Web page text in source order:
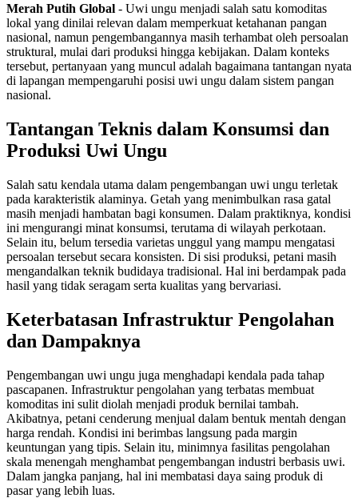
Merah Putih Global - Uwi ungu menjadi salah satu komoditas
lokal yang dinilai relevan dalam memperkuat ketahanan pangan
nasional, namun pengembangannya masih terhambat oleh persoalan
struktural, mulai dari produksi hingga kebijakan. Dalam konteks
tersebut, pertanyaan yang muncul adalah bagaimana tantangan nyata
di lapangan mempengaruhi posisi uwi ungu dalam sistem pangan
nasional.
Tantangan Teknis dalam Konsumsi dan
Produksi Uwi Ungu
Salah satu kendala utama dalam pengembangan uwi ungu terletak
pada karakteristik alaminya. Getah yang menimbulkan rasa gatal
masih menjadi hambatan bagi konsumen. Dalam praktiknya, kondisi
ini mengurangi minat konsumsi, terutama di wilayah perkotaan.
Selain itu, belum tersedia varietas unggul yang mampu mengatasi
persoalan tersebut secara konsisten. Di sisi produksi, petani masih
mengandalkan teknik budidaya tradisional. Hal ini berdampak pada
hasil yang tidak seragam serta kualitas yang bervariasi.
Keterbatasan Infrastruktur Pengolahan
dan Dampaknya
Pengembangan uwi ungu juga menghadapi kendala pada tahap
pascapanen. Infrastruktur pengolahan yang terbatas membuat
komoditas ini sulit diolah menjadi produk bernilai tambah.
Akibatnya, petani cenderung menjual dalam bentuk mentah dengan
harga rendah. Kondisi ini berimbas langsung pada margin
keuntungan yang tipis. Selain itu, minimnya fasilitas pengolahan
skala menengah menghambat pengembangan industri berbasis uwi.
Dalam jangka panjang, hal ini membatasi daya saing produk di
pasar yang lebih luas.